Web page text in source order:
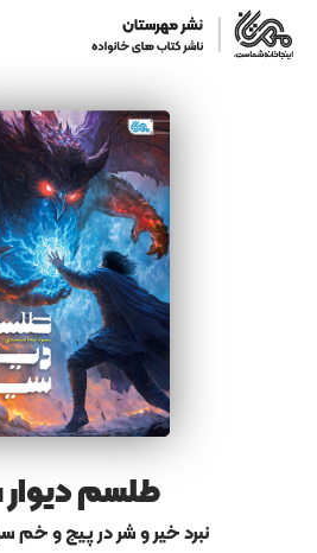
ورود/ عضویت
خانه
فروشگاه
نمایندگان فروش
همکاری با ما
آشنایی باما
طلسم دیوار
نبرد خیر و شر در پیچ و خم